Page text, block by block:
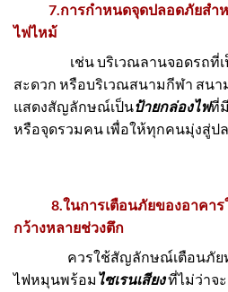
7.การกำหนดจุดปลอดภัยสำ
ไฟไหม้
เช่น บริเวณลานจอดรถที่เป็น
สะดวก หรือบริเวณสนามกีฬา สนา
แสดงสัญลักษณ์เป็นป้ายกล่องไฟที่
หรือจุดรวมคน เพื่อให้ทุกคนมุ่งสู่ป
8.ในการเตือนภัยของอาค
กว้างหลายช่วงตึก
ควรใช้สัญลักษณ์เตือนภัยทั้งท
ไฟหมุนพร้อม ไซเรนเสียงที่ไม่ว่าจ